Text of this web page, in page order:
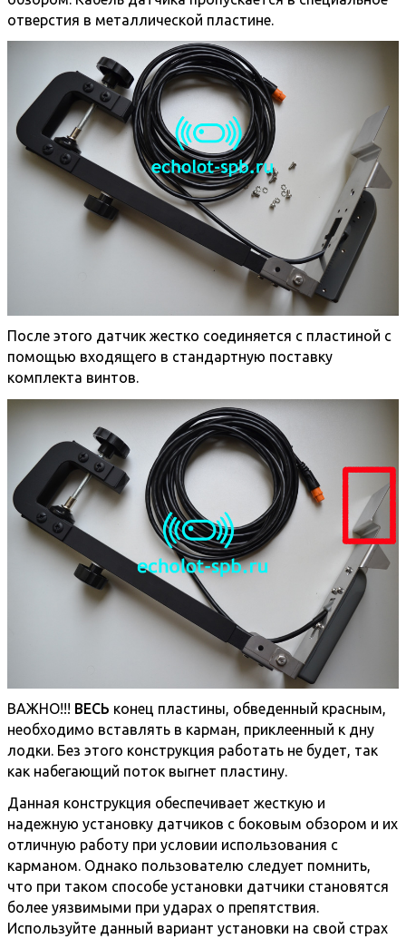
отверстия в металлической пластине.
После этого датчик жестко соединяется с пластиной с
помощью входящего в стандартную поставку
комплекта винтов.
ВАЖНО!!! ВЕСЬ конец пластины, обведенный красным,
необходимо вставлять в карман, приклеенный к дну
лодки. Без этого конструкция работать не будет, так
как набегающий поток выгнет пластину.
Данная конструкция обеспечивает жесткую и
надежную установку датчиков с боковым обзором и их
отличную работу при условии использования с
карманом. Однако пользователю следует помнить,
что при таком способе установки датчики становятся
более уязвимыми при ударах о препятствия.
Используйте данный вариант установки на свой страх